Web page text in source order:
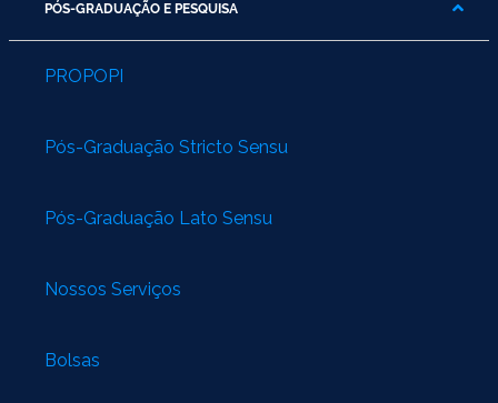
PÓS-GRADUAÇÃO E PESQUISA
PROPOPI
Pós-Graduação Stricto Sensu
Pós-Graduação Lato Sensu
Nossos Serviços
Bolsas